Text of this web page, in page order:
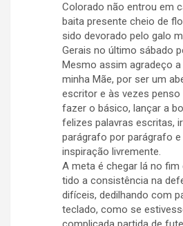
Colorado não entrou em
baita presente cheio de
sido devorado pelo galo
Gerais no último sábado
Mesmo assim agradeço a
minha Mãe, por ser um
escritor e às vezes
fazer o básico, lançar a
felizes palavras escritas,
parágrafo por parágrafo
inspiração livremente.
A meta é chegar lá no
tido a consistência na
difíceis, dedilhando com
teclado, como se